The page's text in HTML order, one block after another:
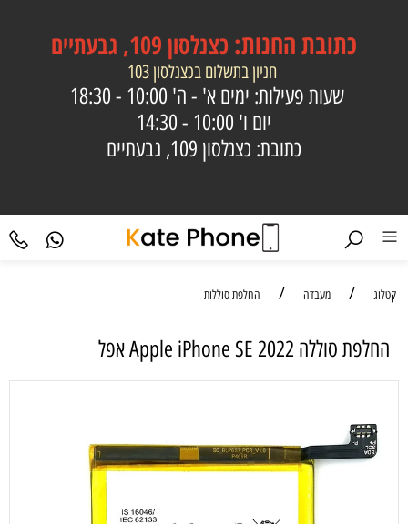
כתובתהחנות: כצנלסון 109, גבעתיים
חניון בתשלום בכצנלסון 103
שעות פעילות: ימים א' - ה' 10:00 - 18:30
יום ו' 10:00 - 14:30
כתובת: כצנלסון 109, גבעתיים
קטלוג / מעבדה / החלפת סוללות
החלפת סוללה Apple iPhone SE 2022 אפל